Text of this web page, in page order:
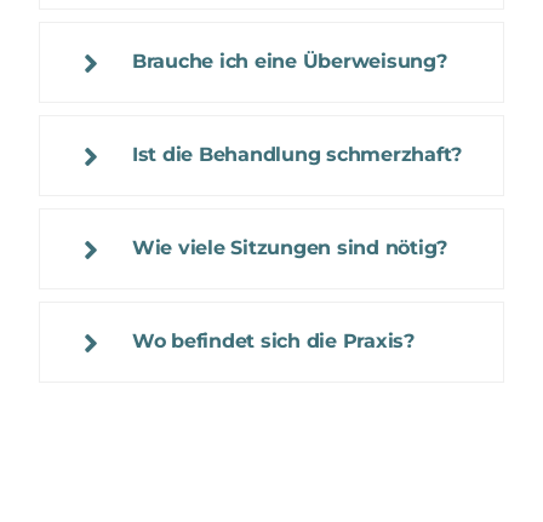
Brauche ich eine Überweisung?
Ist die Behandlung schmerzhaft?
Wie viele Sitzungen sind nötig?
Wo befindet sich die Praxis?